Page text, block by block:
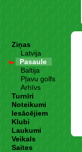
Ziņas
Latvija
Pasaule
Baltija
Pļavu golfs
Arhīvs
Turnīri
Noteikumi
Iesācējiem
Klubi
Laukumi
Veikals
Saites